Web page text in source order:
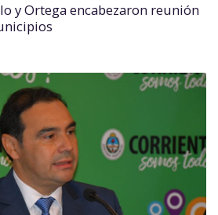
y Ortega encabezaron reunión